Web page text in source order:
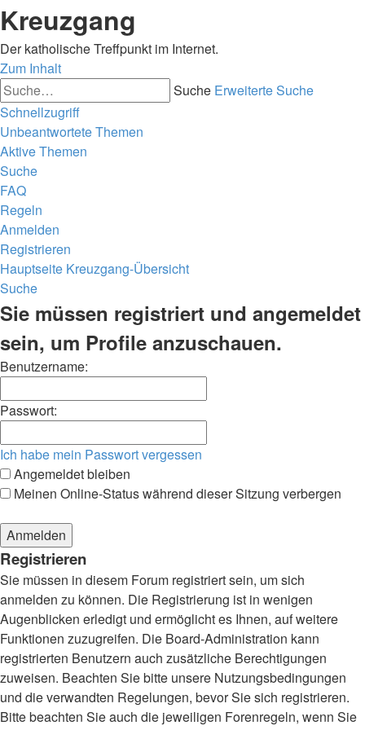
Kreuzgang
Der katholische Treffpunkt im Internet.
Zum Inhalt
Suche Erweiterte Suche
Schnellzugriff
Unbeantwortete Themen
Aktive Themen
Suche
FAQ
Regeln
Anmelden
Registrieren
Hauptseite Kreuzgang-Übersicht
Suche
Sie müssen registriert und angemeldet
sein, um Profile anzuschauen.
Benutzername:
Passwort:
Ich habe mein Passwort vergessen
Angemeldet bleiben
Meinen Online-Status während dieser Sitzung verbergen
Registrieren
Sie müssen in diesem Forum registriert sein, um sich
anmelden zu können. Die Registrierung ist in wenigen
Augenblicken erledigt und ermöglicht es Ihnen, auf weitere
Funktionen zuzugreifen. Die Board-Administration kann
registrierten Benutzern auch zusätzliche Berechtigungen
zuweisen. Beachten Sie bitte unsere Nutzungsbedingungen
und die verwandten Regelungen, bevor Sie sich registrieren.
Bitte beachten Sie auch die jeweiligen Forenregeln, wenn Sie